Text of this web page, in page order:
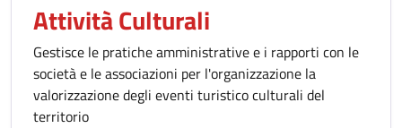
Attività Culturali
Gestisce le pratiche amministrative e i rapporti con le
società e le associazioni per l'organizzazione la
valorizzazione degli eventi turistico culturali del
territorio